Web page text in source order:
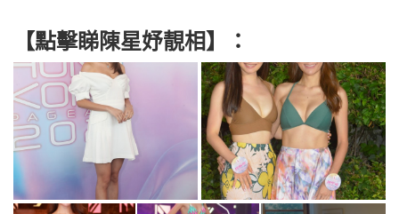
【點擊睇陳星妤靚相】：